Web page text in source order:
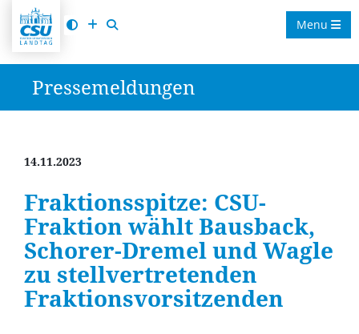
Menu
Pressemeldungen
14.11.2023
Fraktionsspitze: CSU-
Fraktion wählt Bausback,
Schorer-Dremel und Wagle
zu stellvertretenden
Fraktionsvorsitzenden